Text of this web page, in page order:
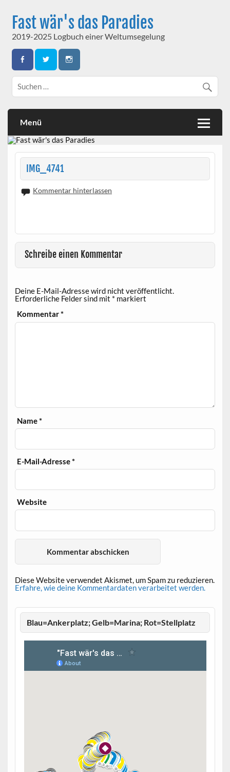
contentFast wär's das Paradies
2019-2025 Logbuch einer Weltumsegelung
Menü
IMG_4741
Kommentar hinterlassen
Schreibe einen Kommentar
Deine E-Mail-Adresse wird nicht veröffentlicht.
Erforderliche Felder sind mit * markiert
Kommentar*
Name*
E-Mail-Adresse*
Website
Diese Website verwendet Akismet, um Spam zu reduzieren.
Erfahre, wie deine Kommentardaten verarbeitet werden.
Blau=Ankerplatz; Gelb=Marina; Rot=Stellplatz